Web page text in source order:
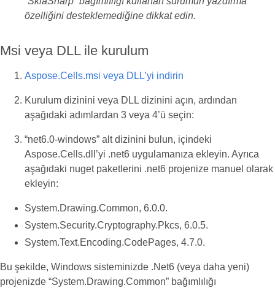
özelliğini desteklemediğine dikkat edin.
Msi veya DLL ile kurulum
Aspose.Cells.msi veya DLL’yi indirin
Kurulum dizinini veya DLL dizinini açın, ardından
aşağıdaki adımlardan 3 veya 4’ü seçin:
“net6.0-windows” alt dizinini bulun, içindeki
Aspose.Cells.dll’yi .net6 uygulamanıza ekleyin. Ayrıca
aşağıdaki nuget paketlerini .net6 projenize manuel olarak
ekleyin:
System.Drawing.Common, 6.0.0.
System.Security.Cryptography.Pkcs, 6.0.5.
System.Text.Encoding.CodePages, 4.7.0.
Bu şekilde, Windows sisteminizde .Net6 (veya daha yeni)
projenizde “System.Drawing.Common” bağımlılığı